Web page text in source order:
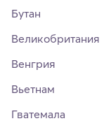
Бутан
Великобритания
Венгрия
Вьетнам
Гватемала